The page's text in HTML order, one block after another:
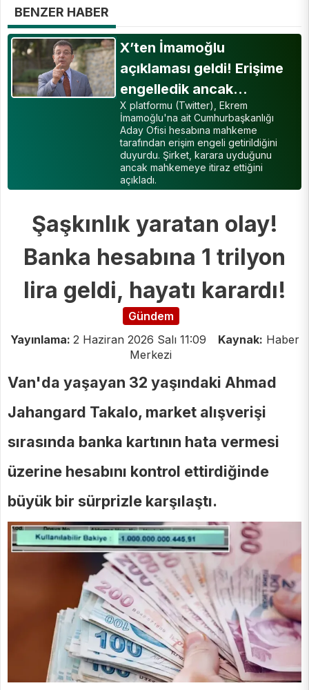
BENZER HABER
X’ten İmamoğlu
açıklaması geldi! Erişime
engelledik ancak…
X platformu (Twitter), Ekrem
İmamoğlu'na ait Cumhurbaşkanlığı
Aday Ofisi hesabına mahkeme
tarafından erişim engeli getirildiğini
duyurdu. Şirket, karara uyduğunu
ancak mahkemeye itiraz ettiğini
açıkladı.
Şaşkınlık yaratan olay!
Banka hesabına 1 trilyon
lira geldi, hayatı karardı!
Gündem
Yayınlama: 2 Haziran 2026 Salı 11:09 Kaynak: Haber
Merkezi
Van'da yaşayan 32 yaşındaki Ahmad
Jahangard Takalo, market alışverişi
sırasında banka kartının hata vermesi
üzerine hesabını kontrol ettirdiğinde
büyük bir sürprizle karşılaştı.